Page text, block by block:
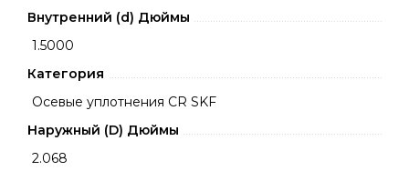
Внутренний (d) Дюймы
1.5000
Категория
Осевые уплотнения CR SKF
Наружный (D) Дюймы
2.068